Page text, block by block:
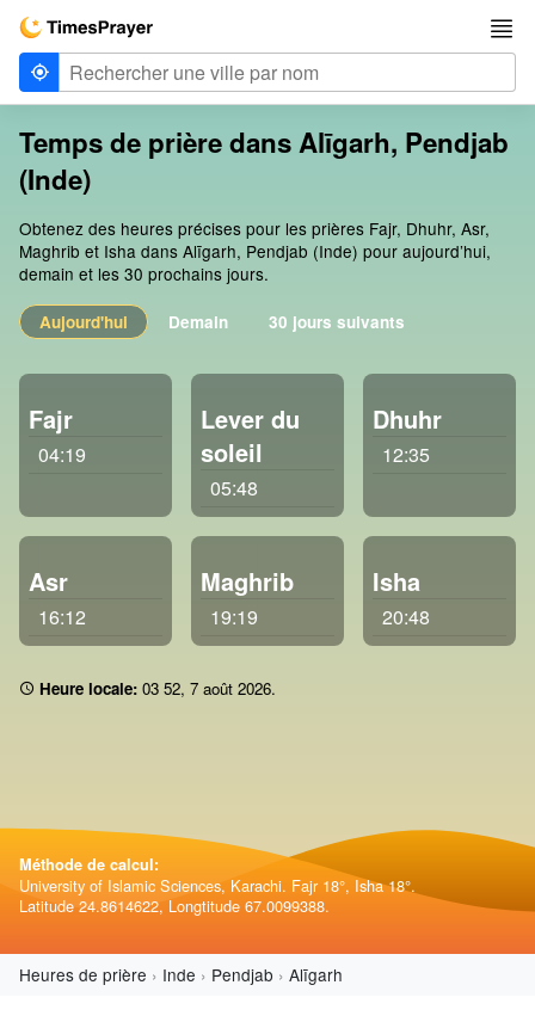
Temps de prière dans Alīgarh, Pendjab
(Inde)
Obtenez des heures précises pour les prières Fajr, Dhuhr, Asr,
Maghrib et Isha dans Alīgarh, Pendjab (Inde) pour aujourd’hui,
demain et les 30 prochains jours.
Aujourd'hui Demain 30 jours suivants
Fajr
04:19
Lever du
soleil
05:48
Dhuhr
12:35
Asr
16:12
Maghrib
19:19
Isha
20:48
Heure locale: 03:52, 7 août 2026.
Méthode de calcul:
University of Islamic Sciences, Karachi. Fajr 18°, Isha 18°.
Latitude 24.8614622, Longtitude 67.0099388.
Heures de prière Inde Pendjab Alīgarh